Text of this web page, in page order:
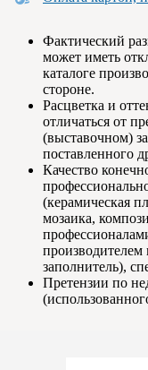
Фактический
может иметь
каталоге
стороне.
Расцветка и
отличаться от
(выставочном)
поставленного
Качество
(керамическая
мозаика,
заполнитель),
Претензии по